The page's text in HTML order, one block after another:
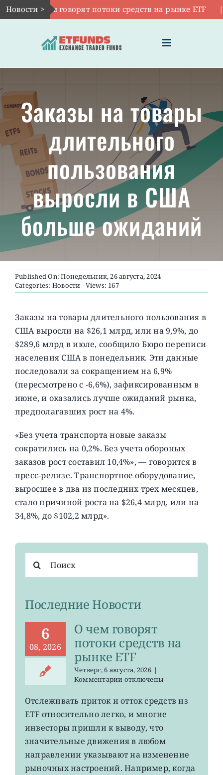
Skip
to
Новости >
Авг 6:О чем говорят потоки средств на рынке ETF
Toggle
Navigation
ЧТО ТАКОЕ ETF
ИНВЕСТИЦИИ В ETF
ТЕМАТИЧЕСКИЕ ETF
АКТУАЛЬНЫЕ
О ПРОЕКТЕ
Заказы на товары
длительного
пользования
выросли в США
больше ожиданий
Published On: Понедельник, 26 августа, 2024
Categories: Новости Views: 167
Заказы на товары длительного пользования в
США выросли на $26,1 млрд, или на 9,9%, до
$289,6 млрд в июле, сообщило Бюро переписи
населения США в понедельник. Эти данные
последовали за сокращением на 6,9%
(пересмотрено с -6,6%), зафиксированным в
июне, и оказались лучше ожиданий рынка,
предполагавших рост на 4%.
«Без учета транспорта новые заказы
сократились на 0,2%. Без учета обороных
заказов рост составил 10,4%», — говорится в
пресс-релизе. Транспортное оборудование,
выросшее в два из последних трех месяцев,
стало причиной роста на $26,4 млрд, или на
34,8%, до $102,2 млрд».
поиска:
Последние Новости
6
08, 2026
О чем говорят
потоки средств на
рынке ETF
Четверг, 6 августа, 2026 |
Комментариик
О
говорят
потоки
средств
на
рынке
ETF
отключены
Отслеживать приток и отток средств из
ETF относительно легко, и многие
инвесторы пришли к выводу, что
значительные движения в любом
направлении указывают на изменение
рыночных настроений. Например, когда